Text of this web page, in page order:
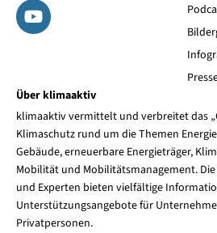
Über klimaaktiv
klimaaktiv vermittelt und verbreitet das
Klimaschutz rund um die Themen
Gebäude, erneuerbare Energieträger,
Mobilität und Mobilitätsmanagement.
und Experten bieten vielfältige
Unterstützungsangebote für
Privatpersonen.